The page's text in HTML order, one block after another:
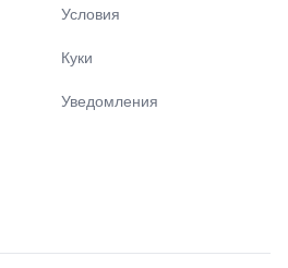
Условия
Куки
Уведомления